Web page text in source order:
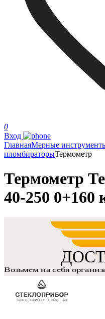
0
Вход
ГлавнаяМерные
пломбираторыТермометр
Термометр
40-250 0+160